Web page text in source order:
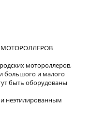
МОТОРОЛЛЕРОВ
мотороллеров,
большого и малого
быть оборудованы
неэтилированным